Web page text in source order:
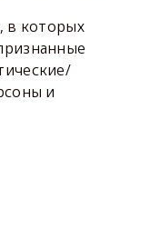
в которых
и